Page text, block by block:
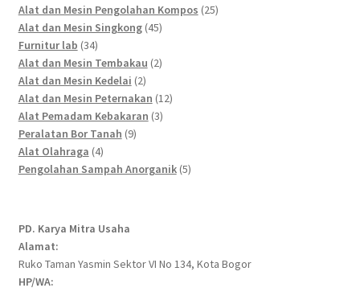
products
Alat dan Mesin Pengolahan Kompos 2525
Alat dan Mesin Singkong 4545
Furnitur lab 3434
products
Alat dan Mesin Tembakau 22
Alat dan Mesin Kedelai 22
products
Alat dan Mesin Peternakan 1212
Alat Pemadam Kebakaran 33
Peralatan Bor Tanah 99
Alat Olahraga 44
products
Pengolahan Sampah Anorganik 55
PD. Karya Mitra Usaha
Alamat:
Ruko Taman Yasmin Sektor VI No 134, Kota Bogor
HP/WA: